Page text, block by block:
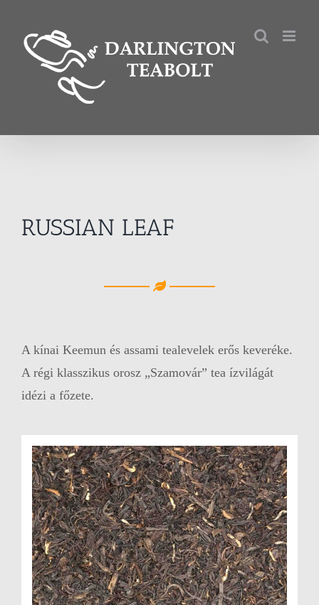
RUSSIAN LEAF
A kínai Keemun és assami tealevelek erős keveréke.
A régi klasszikus orosz „Szamovár” tea ízvilágát
idézi a főzete.